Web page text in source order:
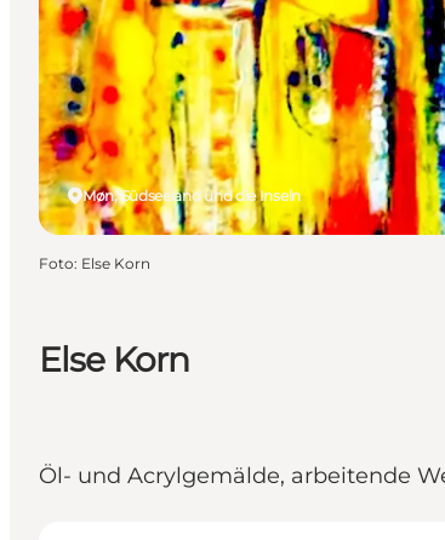
Else Korn
Öl- und Acrylgemälde, arbeitende
Møn, Südseeland und die Inseln
Foto: Else Korn